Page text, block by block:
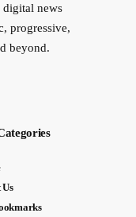
digital news
progressive,
beyond.
Us